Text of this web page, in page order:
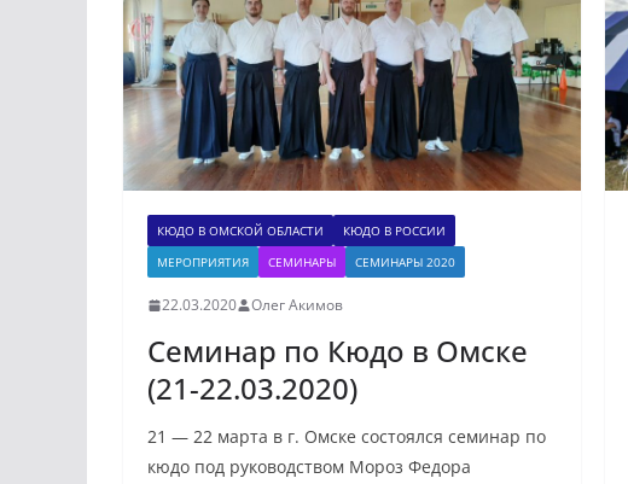
КЮДО В ОМСКОЙ ОБЛАСТИ
КЮДО В РОССИИ
МЕРОПРИЯТИЯ
СЕМИНАРЫ СЕМИНАРЫ 2020
22.03.2020 Олег Акимов
Семинар по Кюдо в Омске
(21-22.03.2020)
21 — 22 марта в г. Омске состоялся семинар по
кюдо под руководством Мороз Федора